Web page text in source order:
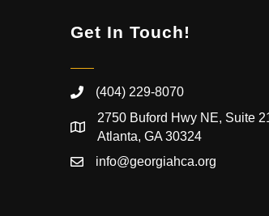
Get In Touch!
(404) 229-8070
2750 Buford Hwy NE, Suite
Atlanta, GA 30324
info@georgiahca.org